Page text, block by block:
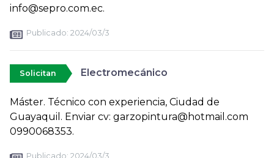
info@sepro.com.ec.
Publicado: 2024/03/3
Solicitan Electromecánico
Máster. Técnico con experiencia, Ciudad de
Guayaquil. Enviar cv: garzopintura@hotmail.com
0990068353.
Publicado: 2024/03/3